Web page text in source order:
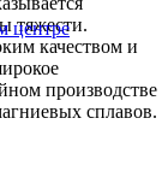
центре
тяжести.
качеством и
производстве
сплавов.